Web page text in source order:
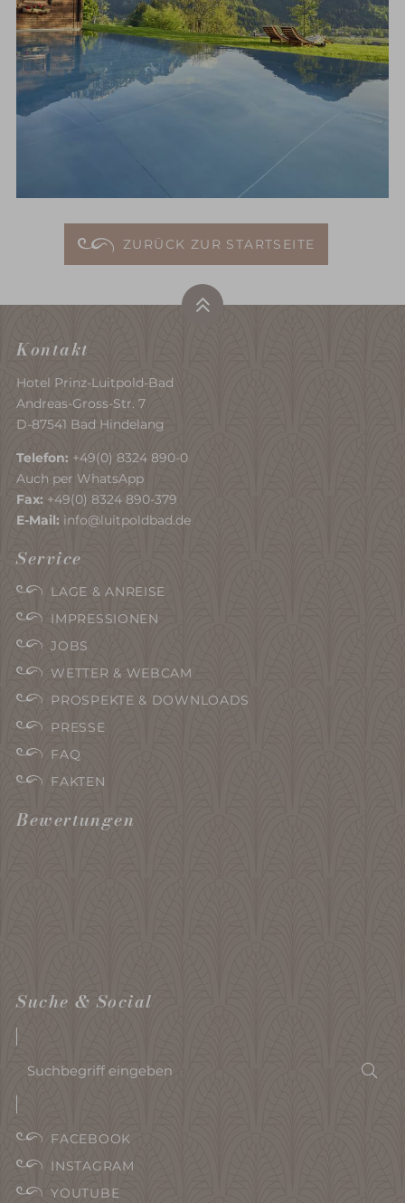
ZURÜCK ZUR STARTSEITE
Kontakt
Hotel Prinz-Luitpold-Bad
Andreas-Gross-Str. 7
D-87541 Bad Hindelang
Telefon: +49(0) 8324 890-0
Auch per WhatsApp
Fax: +49(0) 8324 890-379
E-Mail: info@luitpoldbad.de
Service
LAGE & ANREISE
IMPRESSIONEN
JOBS
WETTER & WEBCAM
PROSPEKTE & DOWNLOADS
PRESSE
FAQ
FAKTEN
Bewertungen
Suche & Social
eingeben
FACEBOOK
INSTAGRAM
YOUTUBE